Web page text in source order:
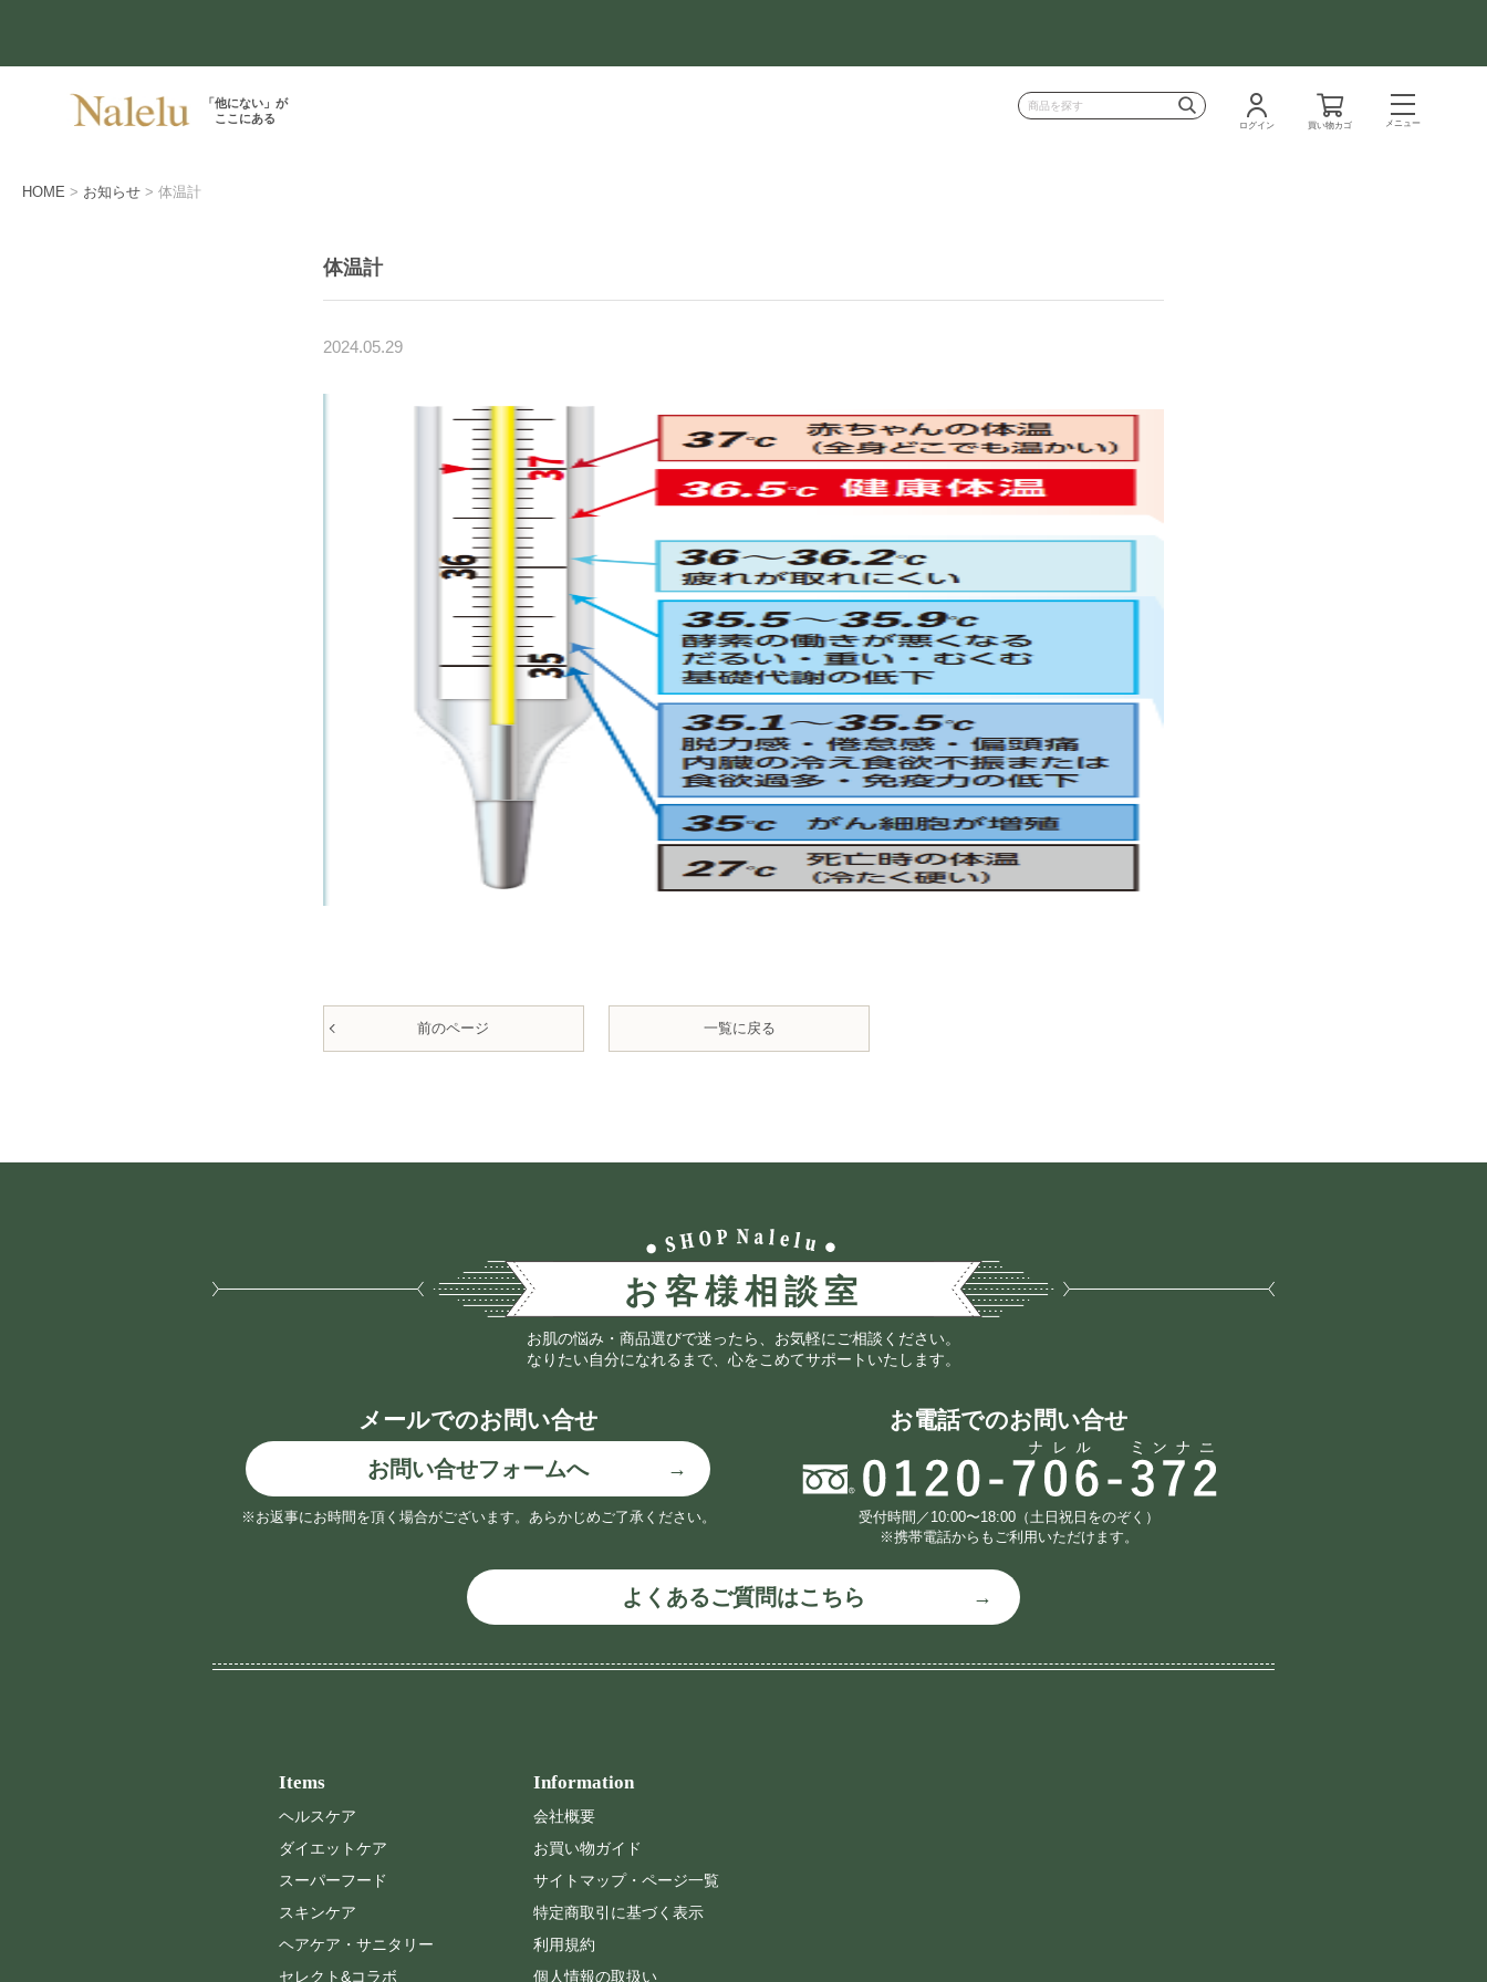
「他にない」が
ここにある
ログイン 買い物カゴ メニュー
HOME お知らせ 体温計
体温計
2024.05.29
前のページ 一覧に戻る
お肌の悩み・商品選びで迷ったら、お気軽にご相談ください。
なりたい自分になれるまで、心をこめてサポートいたします。
メールでのお問い合せ
お問い合せフォームへ
※お返事にお時間を頂く場合がございます。 あらかじめご了承ください。
お電話でのお問い合せ
受付時間／10:00〜18:00（土日祝日をのぞく）
※携帯電話からもご利用いただけます。
よくあるご質問はこちら
Items
ヘルスケア
ダイエットケア
スーパーフード
スキンケア
ヘアケア・サニタリー
セレクト&コラボ
Information
会社概要
お買い物ガイド
サイトマップ・ページ一覧
特定商取引に基づく表示
利用規約
個人情報の取扱い